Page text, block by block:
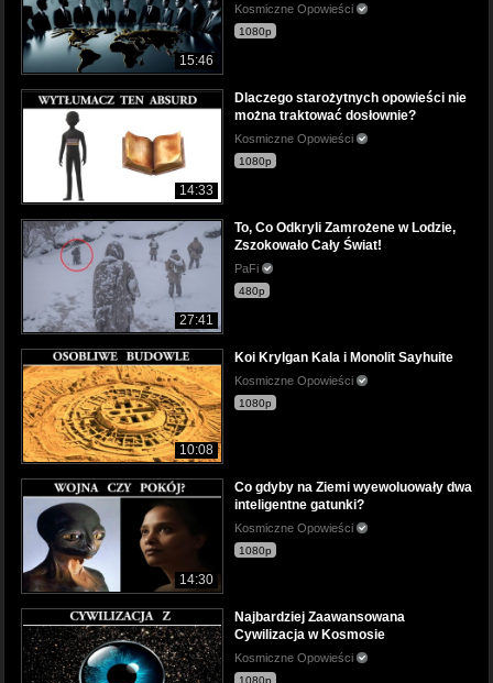
15:46
Kosmiczne Opowieści
1080p
14:33
Dlaczego starożytnych opowieści nie
można traktować dosłownie?
Kosmiczne Opowieści
1080p
27:41
To, Co Odkryli Zamrożene w Lodzie,
Zszokowało Cały Świat!
PaFi
480p
10:08
Koi Krylgan Kala i Monolit Sayhuite
Kosmiczne Opowieści
1080p
14:30
Co gdyby na Ziemi wyewoluowały dwa
inteligentne gatunki?
Kosmiczne Opowieści
1080p
Najbardziej Zaawansowana
Cywilizacja w Kosmosie
Kosmiczne Opowieści